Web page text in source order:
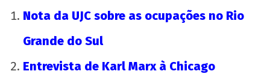
Nota da UJC sobre as ocupações no Rio
Grande do Sul
Entrevista de Karl Marx à Chicago